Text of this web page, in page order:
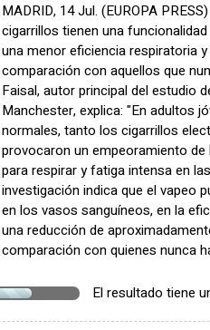
MADRID, 14 Jul. (EUROPA
cigarrillos tienen una
una menor eficiencia respiratoria
comparación con aquellos que
Faisal, autor principal del estudio
Manchester, explica: "En adultos
normales, tanto los cigarrillos
provocaron un empeoramiento
para respirar y fatiga intensa en
investigación indica que el vapeo
en los vasos sanguíneos, en la
una reducción de
comparación con quienes nunca
El resultado tiene